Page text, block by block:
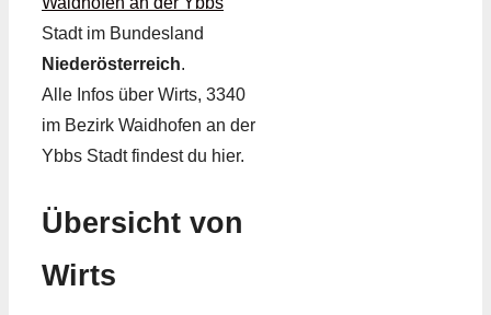
Stadt im Bundesland
Niederösterreich.
Alle Infos über Wirts, 3340
im Bezirk Waidhofen an der
Ybbs Stadt findest du hier.
Übersicht von
Wirts